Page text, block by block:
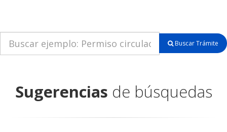
Buscar Trámite
Sugerencias de búsquedas